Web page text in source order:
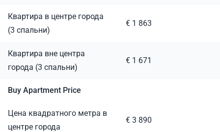
Квартира в центре города
(3 спальни)
€ 1 863
Квартира вне центра
города (3 спальни)
€ 1 671
Buy Apartment Price
Цена квадратного метра в
центре города
€ 3 890